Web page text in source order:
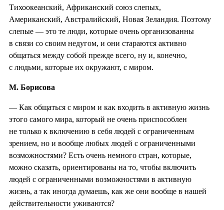
Тихоокеанский, Африканский союз слепых,
Американский, Австралийский, Новая Зеландия. Поэтому
слепые — это те люди, которые очень организованны
в связи со своим недугом, и они стараются активно
общаться между собой прежде всего, ну и, конечно,
с людьми, которые их окружают, с миром.
М. Борисова
— Как общаться с миром и как входить в активную жизнь
этого самого мира, который не очень приспособлен
не только к включению в себя людей с ограниченным
зрением, но и вообще любых людей с ограниченными
возможностями? Есть очень немного стран, которые,
можно сказать, ориентированы на то, чтобы включить
людей с ограниченными возможностями в активную
жизнь, а так иногда думаешь, как же они вообще в нашей
действительности уживаются?